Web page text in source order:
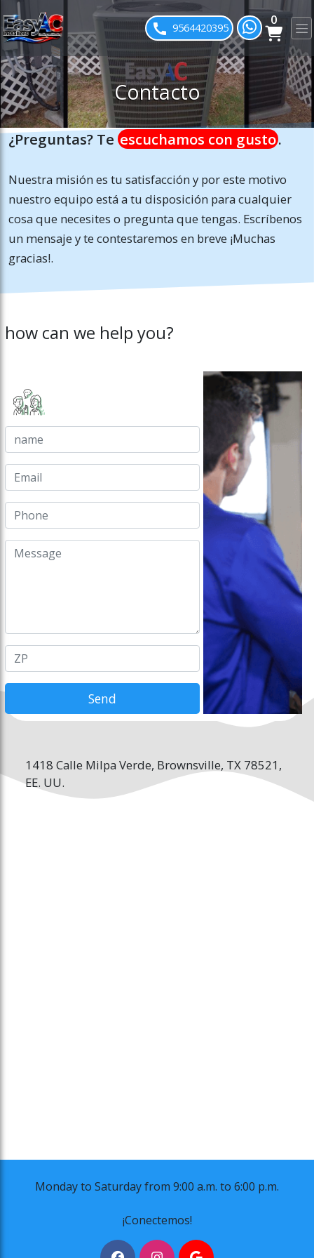
slideout menu. 9564420395
0
Contacto
¿Preguntas? Te escuchamos con gusto.
Nuestra misión es tu satisfacción y por este motivo
nuestro equipo está a tu disposición para cualquier
cosa que necesites o pregunta que tengas. Escríbenos
un mensaje y te contestaremos en breve ¡Muchas
gracias!.
how can we help you?
1418 Calle Milpa Verde, Brownsville, TX 78521,
EE. UU.
Monday to Saturday from 9:00 a.m. to 6:00 p.m.
¡Conectemos!